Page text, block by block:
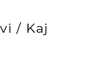
/ Kaj